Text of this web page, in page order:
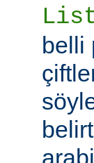
belli